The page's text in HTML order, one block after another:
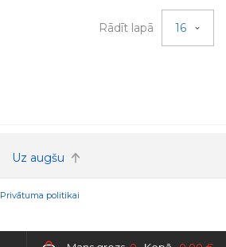
Rādīt lapā 16
Uz augšu
Privātuma politikai